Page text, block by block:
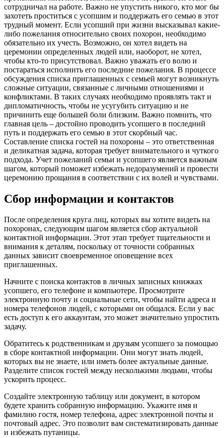
сотрудничал на работе. Важно не упустить никого, кто мог бы
захотеть проститься с усопшим и поддержать его семью в этот
трудный момент. Если усопший при жизни высказывал какие-
либо пожелания относительно своих похорон, необходимо
обязательно их учесть. Возможно, он хотел видеть на
церемонии определенных людей или, наоборот, не хотел,
чтобы кто-то присутствовал. Важно уважать его волю и
постараться исполнить его последние пожелания. В процессе
обсуждения списка приглашенных с семьей могут возникнуть
сложные ситуации, связанные с личными отношениями и
конфликтами. В таких случаях необходимо проявлять такт и
дипломатичность, чтобы не усугубить ситуацию и не
причинить еще большей боли близким. Важно помнить, что
главная цель – достойно проводить усопшего в последний
путь и поддержать его семью в этот скорбный час.
Составление списка гостей на похороны – это ответственная
и деликатная задача, которая требует внимательного и чуткого
подхода. Учет пожеланий семьи и усопшего является важным
шагом, который поможет избежать недоразумений и провести
церемонию прощания в соответствии с их волей и чувствами.
Сбор информации и контактов
После определения круга лиц, которых вы хотите видеть на
похоронах, следующим шагом является сбор актуальной
контактной информации. Этот этап требует тщательности и
внимания к деталям, поскольку от точности собранных
данных зависит своевременное оповещение всех
приглашенных.
Начните с поиска контактов в личных записных книжках
усопшего, его телефоне и компьютере. Просмотрите
электронную почту и социальные сети, чтобы найти адреса и
номера телефонов людей, с которыми он общался. Если у вас
есть доступ к его аккаунтам, это может значительно упростить
задачу.
Обратитесь к родственникам и друзьям усопшего за помощью
в сборе контактной информации. Они могут знать людей,
которых вы не знаете, или иметь более актуальные данные.
Разделите список гостей между несколькими людьми, чтобы
ускорить процесс.
Создайте электронную таблицу или документ, в котором
будете хранить собранную информацию. Укажите имя и
фамилию гостя, номер телефона, адрес электронной почты и
почтовый адрес. Это позволит вам систематизировать данные
и избежать путаницы.